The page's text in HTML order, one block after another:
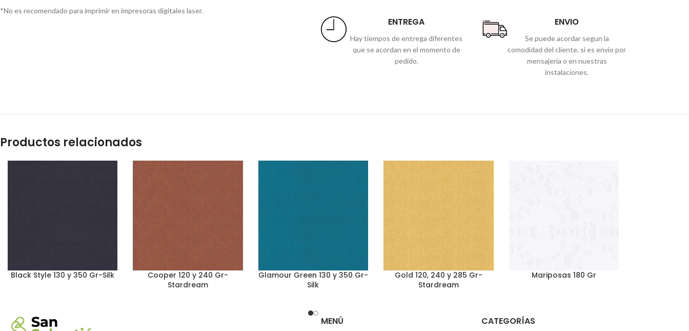
*No es recomendado para imprimir en impresoras digitales laser.
ENTREGA
Hay tiempos de entrega diferentes
que se acordan en el momento de
pedido.
ENVIO
Se puede acordar segun la
comodidad del cliente, si es envio por
mensajería o en nuestras
instalaciones.
Productos relacionados
Black Style 130 y 350 Gr-Silk
Cooper 120 y 240 Gr-
Stardream
Glamour Green 130 y 350 Gr-
Silk
Gold 120, 240 y 285 Gr-
Stardream
Mariposas 180 Gr
MENÚ CATEGORÍAS